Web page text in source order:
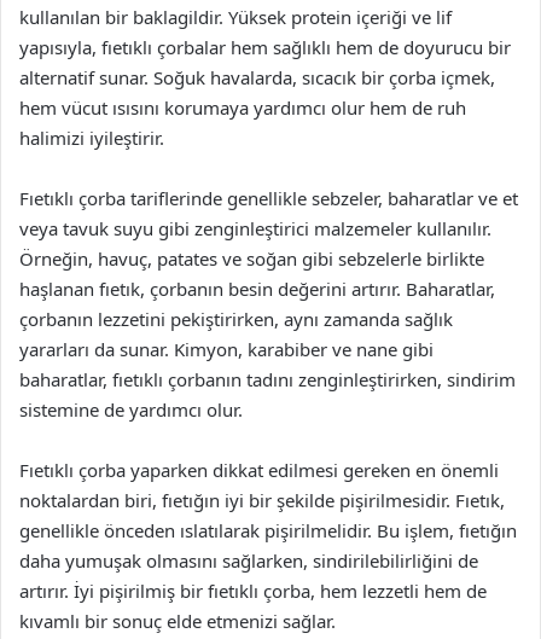
kullanılan bir baklagildir. Yüksek protein içeriği ve lif
yapısıyla, fıetıklı çorbalar hem sağlıklı hem de doyurucu bir
alternatif sunar. Soğuk havalarda, sıcacık bir çorba içmek,
hem vücut ısısını korumaya yardımcı olur hem de ruh
halimizi iyileştirir.
Fıetıklı çorba tariflerinde genellikle sebzeler, baharatlar ve et
veya tavuk suyu gibi zenginleştirici malzemeler kullanılır.
Örneğin, havuç, patates ve soğan gibi sebzelerle birlikte
haşlanan fıetık, çorbanın besin değerini artırır. Baharatlar,
çorbanın lezzetini pekiştirirken, aynı zamanda sağlık
yararları da sunar. Kimyon, karabiber ve nane gibi
baharatlar, fıetıklı çorbanın tadını zenginleştirirken, sindirim
sistemine de yardımcı olur.
Fıetıklı çorba yaparken dikkat edilmesi gereken en önemli
noktalardan biri, fıetığın iyi bir şekilde pişirilmesidir. Fıetık,
genellikle önceden ıslatılarak pişirilmelidir. Bu işlem, fıetığın
daha yumuşak olmasını sağlarken, sindirilebilirliğini de
artırır. İyi pişirilmiş bir fıetıklı çorba, hem lezzetli hem de
kıvamlı bir sonuç elde etmenizi sağlar.